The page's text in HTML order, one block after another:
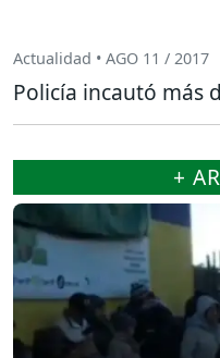
Actualidad • AGO 11 / 2017
Policía incautó más
+